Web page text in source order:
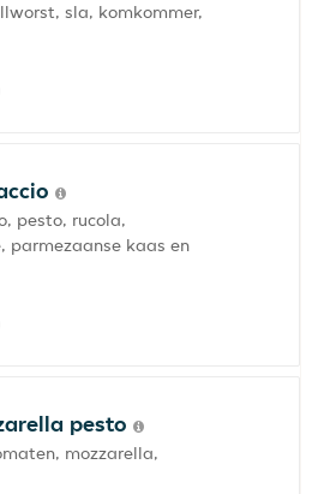
sla, komkommer,
pesto, rucola,
parmezaanse kaas en
pesto
mozzarella,